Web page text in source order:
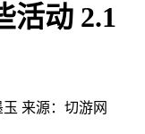
活动 2.1
来源：切游网